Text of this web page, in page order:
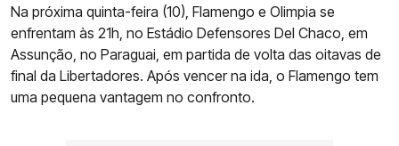
Na próxima quinta-feira (10), Flamengo e Olimpia se
enfrentam às 21h, no Estádio Defensores Del Chaco, em
Assunção, no Paraguai, em partida de volta das oitavas de
final da Libertadores. Após vencer na ida, o Flamengo tem
uma pequena vantagem no confronto.